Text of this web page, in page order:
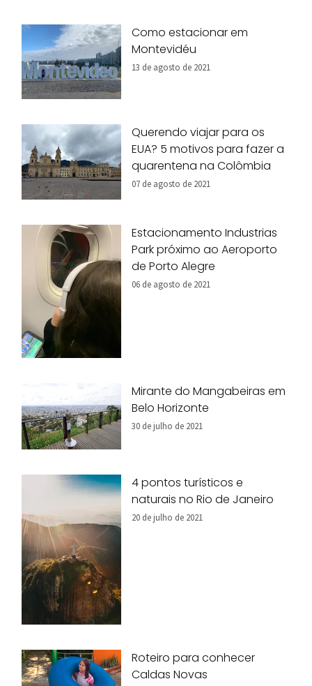
Como estacionar em
Montevidéu
13 de agosto de 2021
Querendo viajar para os
EUA? 5 motivos para fazer a
quarentena na Colômbia
07 de agosto de 2021
Estacionamento Industrias
Park próximo ao Aeroporto
de Porto Alegre
06 de agosto de 2021
Mirante do Mangabeiras em
Belo Horizonte
30 de julho de 2021
4 pontos turísticos e
naturais no Rio de Janeiro
20 de julho de 2021
Roteiro para conhecer
Caldas Novas